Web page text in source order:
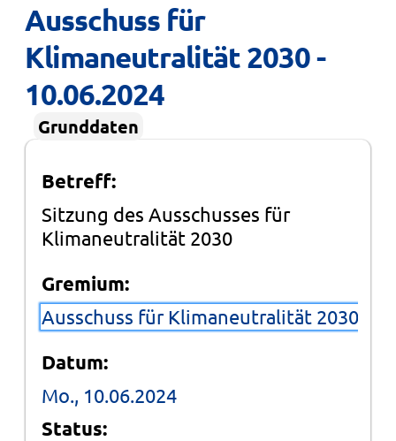
Ausschuss für
Klimaneutralität 2030 -
10.06.2024
Grunddaten
Betreff:
Sitzung des Ausschusses für
Klimaneutralität 2030
Gremium:
Ausschuss für Klimaneutralität 2030
Datum:
Mo., 10.06.2024
Status: